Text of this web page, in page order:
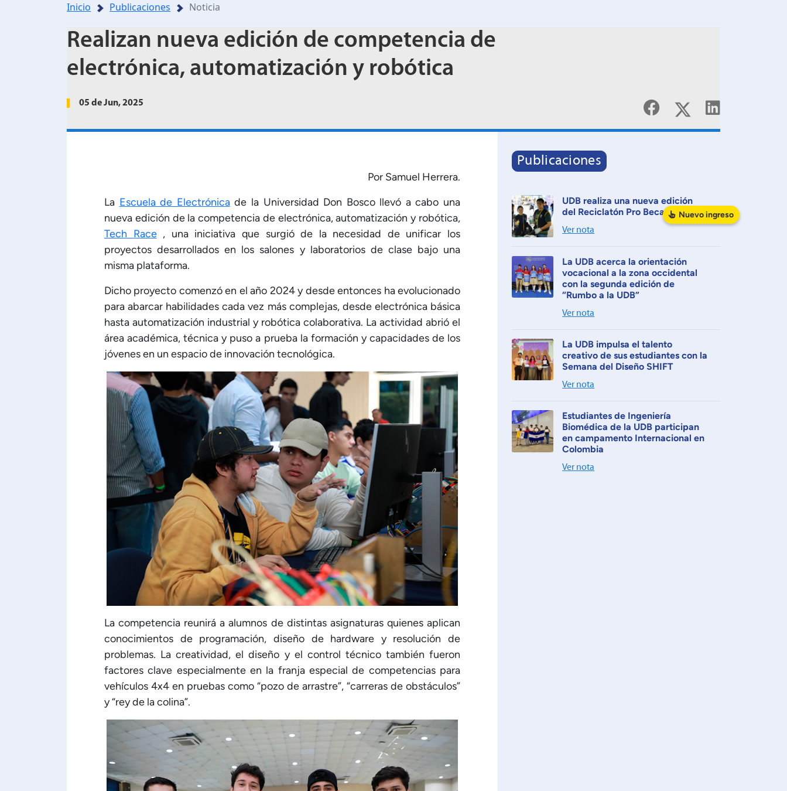
Inicio Publicaciones Noticia
Realizan nueva edición de competencia de
electrónica, automatización y robótica
05 de Jun, 2025
Por Samuel Herrera.
La Escuela de Electrónicade la Universidad Don Bosco llevó a cabo una
nueva edición de la competencia de electrónica, automatización y robótica,
Tech Race, una iniciativa que surgió de la necesidad de unificar los
proyectos desarrollados en los salones y laboratorios de clase bajo una
misma plataforma.
Dicho proyecto comenzó en el año 2024 y desde entonces ha evolucionado
para abarcar habilidades cada vez más complejas, desde electrónica básica
hasta automatización industrial y robótica colaborativa. La actividad abrió el
área académica, técnica y puso a prueba la formación y capacidades de los
jóvenes en un espacio de innovación tecnológica.
La competencia reunirá a alumnos de distintas asignaturas quienes aplican
conocimientos de programación, diseño de hardware y resolución de
problemas. La creatividad, el diseño y el control técnico también fueron
factores clave especialmente en la franja especial de competencias para
vehículos 4x4 en pruebas como “pozo de arrastre”, “carreras de obstáculos”
y “rey de la colina”.
Publicaciones
UDB realiza una nueva edición
del Reciclatón Pro Becas
Ver nota
La UDB acerca la orientación
vocacional a la zona occidental
con la segunda edición de
“Rumbo a la UDB”
Ver nota
La UDB impulsa el talento
creativo de sus estudiantes con la
Semana del Diseño SHIFT
Ver nota
Estudiantes de Ingeniería
Biomédica de la UDB participan
en campamento Internacional en
Colombia
Ver nota
Nuevoingreso